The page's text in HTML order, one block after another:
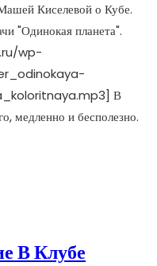
Киселевой о Кубе.
"Одинокая планета".
wp-
В
медленно и бесполезно.
В Клубе